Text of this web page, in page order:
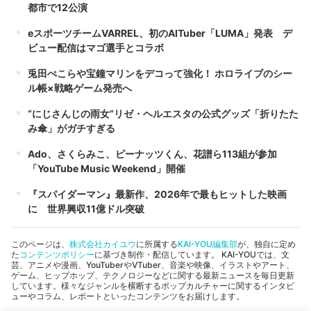
都市で12公演
eスポーツチームVARREL、初のAITuber「LUMA」発表 デ
ビュー配信はマゴ選手とコラボ
兎田ぺこらや宝鐘マリンをデコって強化！ ホロライブのシー
ル帳×戦略ゲーム発売へ
“にじさんじの雨女”リゼ・ヘルエスタの公式グッズ「折りたた
み傘」がガチすぎる
Ado、さくらみこ、ピーナッツくん、花譜ら113組が参加
「YouTube Music Weekend」開催
『スパイダーマン』最新作、2026年で最もヒットした映画
に 世界興収11億ドル突破
このページは、 株式会社カイユウに所属するKAI-YOU編集部が、独自に定め
た コンテンツポリシーに基づき制作・配信しています。 KAI-YOUでは、文
芸、アニメや漫画、YouTuberやVTuber、音楽や映像、イラストやアート、
ゲーム、ヒップホップ、テクノロジーなどに関する最新ニュースを毎日更新
しています。様々なジャンルを横断するポップカルチャーに関するインタビ
ューやコラム、レポートといったコンテンツをお届けします。